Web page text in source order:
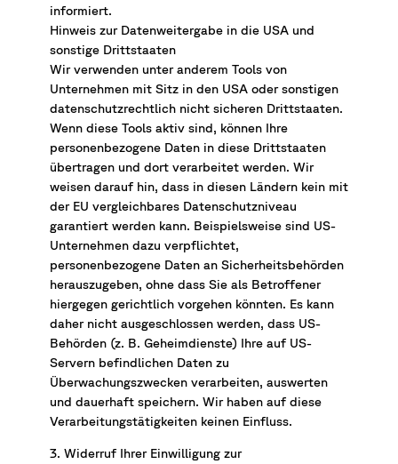
informiert.
Hinweis zur Datenweitergabe in die USA und
sonstige Drittstaaten
Wir verwenden unter anderem Tools von
Unternehmen mit Sitz in den USA oder sonstigen
datenschutzrechtlich nicht sicheren Drittstaaten.
Wenn diese Tools aktiv sind, können Ihre
personenbezogene Daten in diese Drittstaaten
übertragen und dort verarbeitet werden. Wir
weisen darauf hin, dass in diesen Ländern kein mit
der EU vergleichbares Datenschutzniveau
garantiert werden kann. Beispielsweise sind US-
Unternehmen dazu verpflichtet,
personenbezogene Daten an Sicherheitsbehörden
herauszugeben, ohne dass Sie als Betroffener
hiergegen gerichtlich vorgehen könnten. Es kann
daher nicht ausgeschlossen werden, dass US-
Behörden (z. B. Geheimdienste) Ihre auf US-
Servern befindlichen Daten zu
Überwachungszwecken verarbeiten, auswerten
und dauerhaft speichern. Wir haben auf diese
Verarbeitungstätigkeiten keinen Einfluss.
3. Widerruf Ihrer Einwilligung zur